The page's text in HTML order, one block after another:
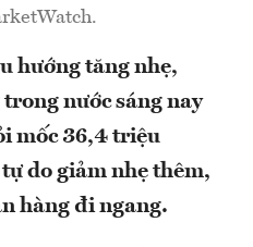
hướng tăng nhẹ,
nước sáng nay
mốc 36,4 triệu
do giảm nhẹ thêm,
hàng đi ngang.